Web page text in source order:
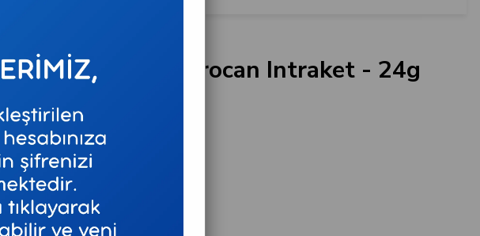
B|BRAUN - Introcan Intraket - 24g
Sarı
Stok Kodu
BRA-4254074B
Marka : B.Braun
₺39,46